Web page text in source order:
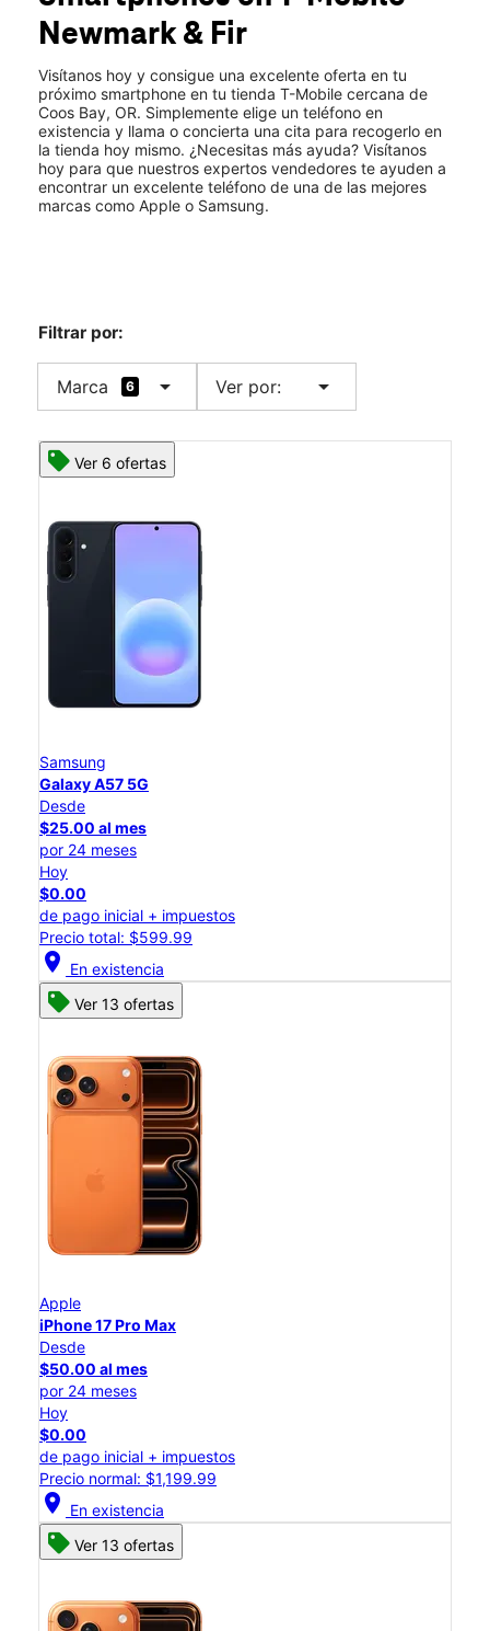
Vie.: 10:00 a.m. a 8:00 p.m.
Sáb.:10:00 a.m. a 8:00 p.m.
2043 Newmark Ave Coos Bay, OR 97420
Newmark & Fir
Visítanos hoy y consigue una excelente oferta en tu
próximo smartphone en tu tienda T-Mobile cercana de
Coos Bay, OR. Simplemente elige un teléfono en
existencia y llama o concierta una cita para recogerlo en
la tienda hoy mismo. ¿Necesitas más ayuda? Visítanos
hoy para que nuestros expertos vendedores te ayuden a
encontrar un excelente teléfono de una de las mejores
marcas como Apple o Samsung.
Filtrar por:
Marca 6 arrow_drop_down Ver por: arrow_drop_down
Ver 6 ofertas
Samsung
Galaxy A57 5G
Desde
$25.00 al mes
por 24 meses
Hoy
$0.00
de pago inicial + impuestos
Precio total: $599.99
location_on En existencia
Ver 13 ofertas
Apple
iPhone 17 Pro Max
Desde
$50.00 al mes
por 24 meses
Hoy
$0.00
de pago inicial + impuestos
Precio normal: $1,199.99
location_on En existencia
Ver 13 ofertas